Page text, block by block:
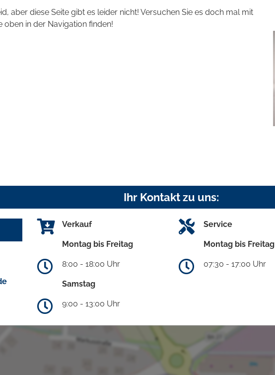
aber diese Seite gibt es leider nicht! Versuchen Sie es doch mal mit
oben in der Navigation finden!
Ihr Kontakt zu uns:
Verkauf
Montag bis Freitag
8:00 - 18:00 Uhr
Samstag
9:00 - 13:00 Uhr
Service
Montag bis Freitag
07:30 - 17:00 Uhr